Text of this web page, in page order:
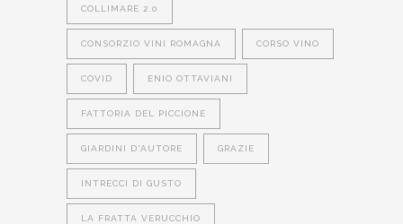
COLLIMARE 2.0
CONSORZIO VINI ROMAGNA CORSO VINO
COVID ENIO OTTAVIANI
FATTORIA DEL PICCIONE
GIARDINI D'AUTORE GRAZIE
INTRECCI DI GUSTO
LA FRATTA VERUCCHIO